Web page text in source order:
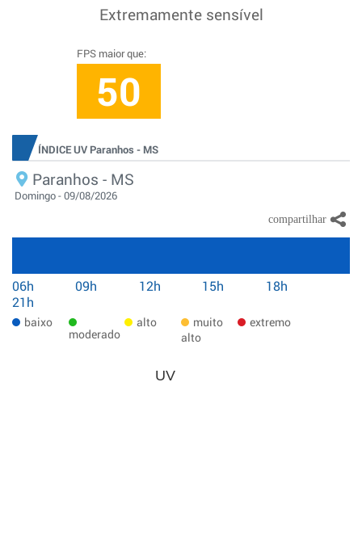
Extremamente sensível
FPS maior que:
50
ÍNDICE UV Paranhos - MS
Paranhos - MS
Domingo - 09/08/2026
06h 09h 12h 15h
18h
21h
baixo
moderado
alto
muito
alto
extremo
UV